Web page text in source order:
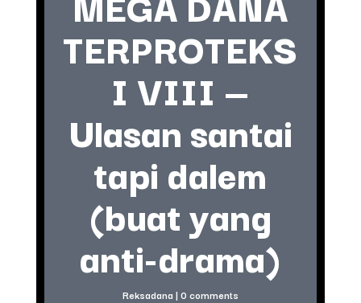
TERPROTEKS
I VIII —
Ulasan santai
tapi dalem
(buat yang
anti-drama)
Reksadana | 0 comments